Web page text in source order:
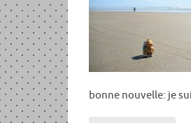
bonne nouvelle: je